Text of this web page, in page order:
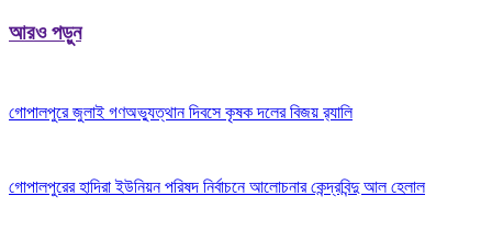
আরও পড়ুন
গোপালপুরে জুলাই গণঅভ্যুত্থান দিবসে কৃষক দলের বিজয় র‍্যালি
গোপালপুরের হাদিরা ইউনিয়ন পরিষদ নির্বাচনে আলোচনার কেন্দ্রবিন্দু আল হেলাল